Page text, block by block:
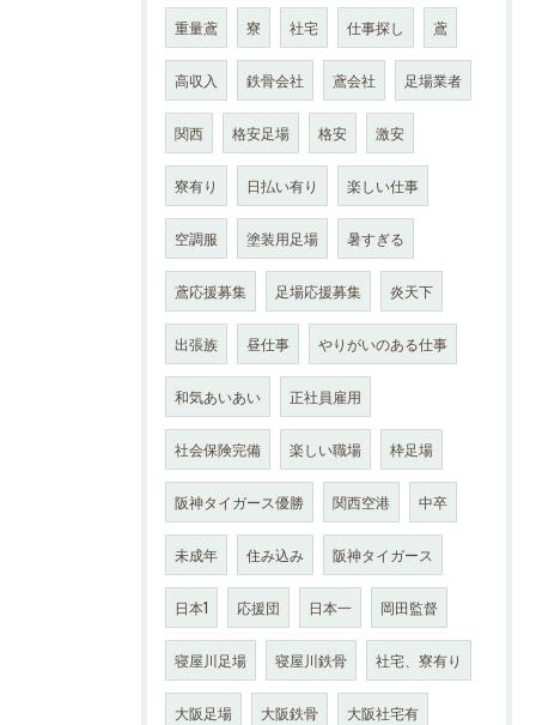
重量鳶 寮 社宅 仕事探し 鳶
高収入 鉄骨会社 鳶会社 足場業者
関西 格安足場 格安 激安
寮有り 日払い有り 楽しい仕事
空調服 塗装用足場 暑すぎる
鳶応援募集 足場応援募集 炎天下
出張族 昼仕事 やりがいのある仕事
和気あいあい 正社員雇用
社会保険完備 楽しい職場 枠足場
阪神タイガース優勝 関西空港 中卒
未成年 住み込み 阪神タイガース
日本1 応援団 日本一 岡田監督
寝屋川足場 寝屋川鉄骨 社宅、寮有り
大阪足場 大阪鉄骨 大阪社宅有